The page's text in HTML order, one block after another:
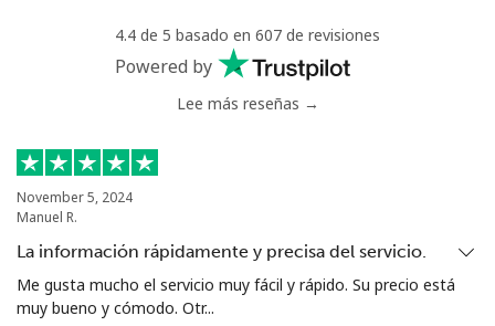
4.4 de 5 basado en 607 de revisiones
Powered by
Lee más reseñas →
November 5, 2024
Manuel R.
La información rápidamente y precisa del servicio.
Me gusta mucho el servicio muy fácil y rápido. Su precio está
muy bueno y cómodo. Otr...